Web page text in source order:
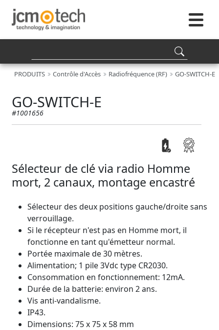
PRODUITS Contrôle d'Accès Radiofréquence (RF) GO-SWITCH-E
GO-SWITCH-E
#1001656
Sélecteur de clé via radio Homme
mort, 2 canaux, montage encastré
Sélecteur des deux positions gauche/droite sans
verrouillage.
Si le récepteur n'est pas en Homme mort, il
fonctionne en tant qu'émetteur normal.
Portée maximale de 30 mètres.
Alimentation; 1 pile 3Vdc type CR2030.
Consommation en fonctionnement: 12mA.
Durée de la batterie: environ 2 ans.
Vis anti-vandalisme.
IP43.
Dimensions: 75 x 75 x 58 mm